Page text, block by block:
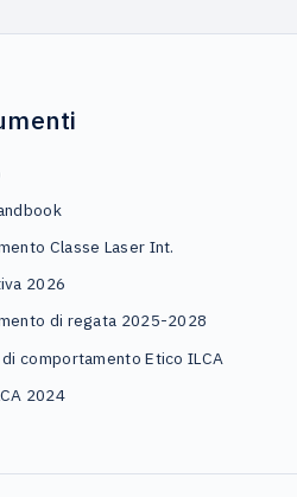
Classe Laser Int.
2026
di regata 2025-2028
comportamento Etico ILCA
2024